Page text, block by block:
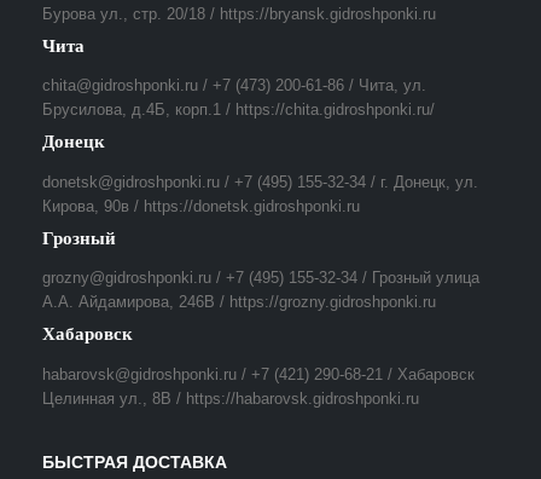
Бурова ул., стр. 20/18 / https://bryansk.gidroshponki.ru
Чита
chita@gidroshponki.ru / +7 (473) 200-61-86 / Чита, ул.
Брусилова, д.4Б, корп.1 / https://chita.gidroshponki.ru/
Донецк
donetsk@gidroshponki.ru / +7 (495) 155-32-34 / г. Донецк, ул.
Кирова, 90в / https://donetsk.gidroshponki.ru
Грозный
grozny@gidroshponki.ru / +7 (495) 155-32-34 / Грозный улица
А.А. Айдамирова, 246В / https://grozny.gidroshponki.ru
Хабаровск
habarovsk@gidroshponki.ru / +7 (421) 290-68-21 / Хабаровск
Целинная ул., 8В / https://habarovsk.gidroshponki.ru
БЫСТРАЯ ДОСТАВКА